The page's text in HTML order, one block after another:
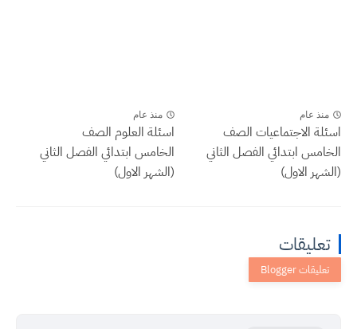
منذ عام
اسئلة الاجتماعيات الصف
الخامس ابتدائي الفصل الثاني
(الشهر الاول)
منذ عام
اسئلة العلوم الصف
الخامس ابتدائي الفصل الثاني
(الشهر الاول)
تعليقات